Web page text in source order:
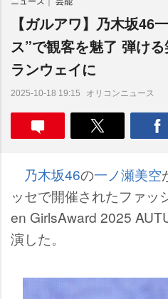
【ガルアワ】乃木坂46
ス”で観客を魅了 弾け
ランウェイに
2025-10-18 19:15 オリコンニュース
乃木坂46の一ノ瀬美空
ッセで開催されたファッ
en GirlsAward 2025
演した。